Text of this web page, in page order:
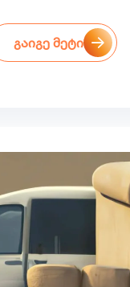
გაიგე მეტი